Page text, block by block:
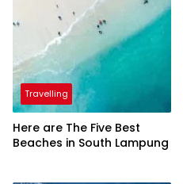
Travelling
Here are The Five Best
Beaches in South Lampung